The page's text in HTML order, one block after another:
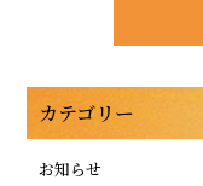
カテゴリー
お知らせ